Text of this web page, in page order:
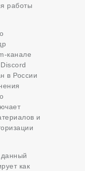
работы
канале
в России
и
как